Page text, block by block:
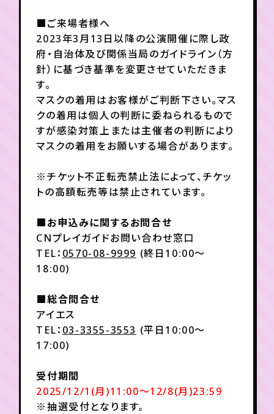
■ご来場者様へ
2023年3月13日以降の公演開催に際し政
府・自治体及び関係当局のガイドライン（方
針）に基づき基準を変更させていただきま
す。
マスクの着用はお客様がご判断下さい。マス
クの着用は個人の判断に委ねられるもので
すが感染対策上または主催者の判断により
マスクの着用をお願いする場合があります。
※チケット不正転売禁止法によって、チケッ
トの高額転売等は禁止されています。
■お申込みに関するお問合せ
CNプレイガイドお問い合わせ窓口
TEL： 0570-08-9999 (終日10:00～
18:00)
■総合問合せ
アイエス
TEL： 03-3355-3553 (平日10:00～
17:00)
受付期間
2025/12/1(月)11:00～12/8(月)23:59
※抽選受付となります。